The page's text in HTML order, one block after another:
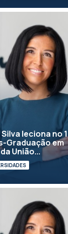
leciona no 1
Graduação em
União...